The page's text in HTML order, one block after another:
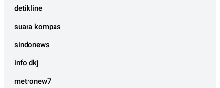
detikline
suara kompas
sindonews
info dkj
metronew7